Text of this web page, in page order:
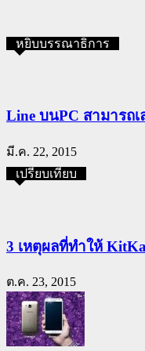
หยิบบรรณาธิการ
Line บนPC สามารถ
มี.ค. 22, 2015
เปรียบเทียบ
3 เหตุผลที่ทำให้
ต.ค. 23, 2015